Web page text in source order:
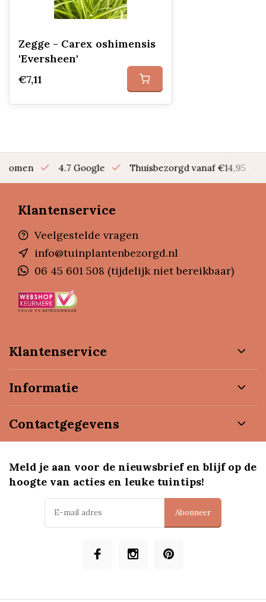
Zegge - Carex oshimensis
'Eversheen'
€7,11
bomen 4.7 Google Thuisbezorgd vanaf €14,95
Klantenservice
Veelgestelde vragen
info@tuinplantenbezorgd.nl
06 45 601 508 (tijdelijk niet bereikbaar)
Klantenservice
Informatie
Contactgegevens
Meld je aan voor de nieuwsbrief en blijf op de
hoogte van acties en leuke tuintips!
Abonneer